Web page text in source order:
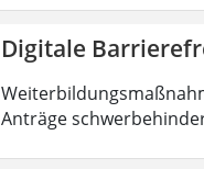
Digitale
Anträge